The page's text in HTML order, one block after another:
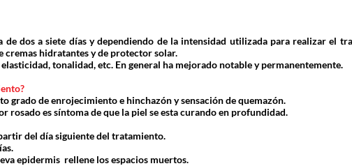
dos a siete días y dependiendo de la intensidad utilizada para realizar el
cremas hidratantes y de protector solar.
tonalidad, etc. En general ha mejorado notable y permanentemente.
grado de enrojecimiento e hinchazón y sensación de quemazón.
rosado es síntoma de que la piel se esta curando en profundidad.
del día siguiente del tratamiento.
epidermis rellene los espacios muertos.